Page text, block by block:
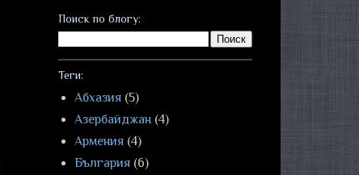
Поиск по блогу:
Теги:
Абхазия (5)
Азербайджан (4)
Армения (4)
България (6)